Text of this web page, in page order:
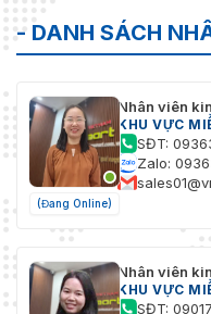
- DANH SÁCH
(Đang Online)
Nhân viên
KHU VỰC
SĐT:
Zalo:
Nhân viên
KHU VỰC
SĐT: